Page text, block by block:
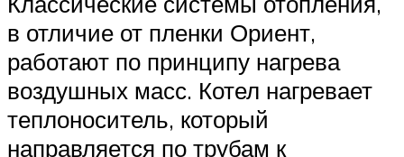
в отличие от пленки Ориент,
работают по принципу нагрева
воздушных масс. Котел нагревает
теплоноситель, который
направляется по трубам к